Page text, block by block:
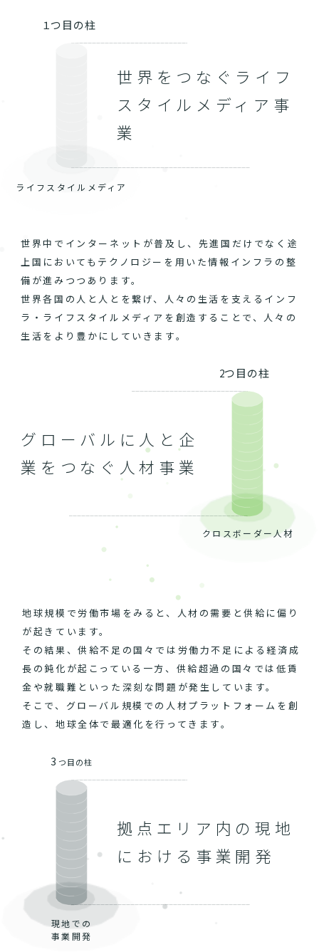
１つ目の柱
ライフスタイルメディア
世界をつなぐライフ
スタイルメディア事
業
世界中でインターネットが普及し、先進国だけでなく途
上国においてもテクノロジーを用いた情報インフラの整
備が進みつつあります。
世界各国の人と人とを繋げ、人々の生活を支えるインフ
ラ・ライフスタイルメディアを創造することで、人々の
生活をより豊かにしていきます。
グローバルに人と企
業をつなぐ人材事業
地球規模で労働市場をみると、人材の需要と供給に偏り
が起きています。
その結果、供給不足の国々では労働力不足による経済成
長の鈍化が起こっている一方、供給超過の国々では低賃
金や就職難といった深刻な問題が発生しています。
そこで、グローバル規模での人材プラットフォームを創
造し、地球全体で最適化を行ってきます。
2つ目の柱
クロスボーダー人材
3 つ目の柱
現地での
事業開発
拠点エリア内の現地
における事業開発